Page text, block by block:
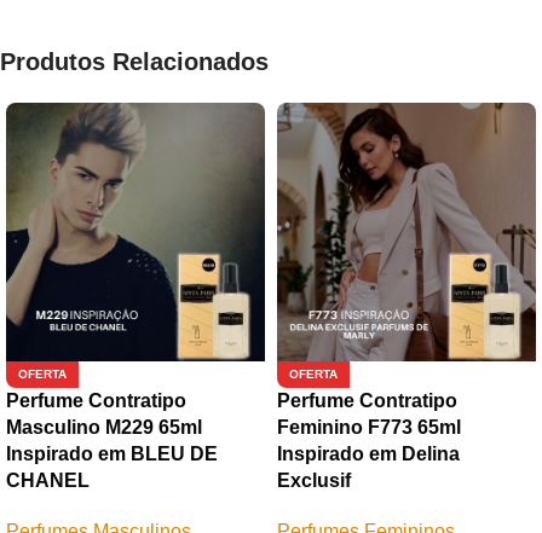
Produtos Relacionados
OFERTA
Perfume Contratipo
Masculino M229 65ml
Inspirado em BLEU DE
CHANEL
OFERTA
Perfume Contratipo
Feminino F773 65ml
Inspirado em Delina
Exclusif